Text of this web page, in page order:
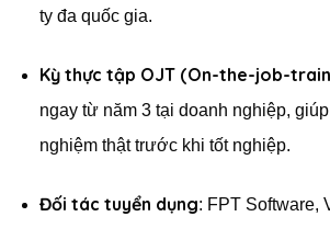
ty đa quốc gia.
Kỳ thực tập OJT (On-the-job-
ngay từ năm 3 tại doanh nghiệp,
nghiệm thật trước khi tốt nghiệp.
Đối tác tuyển dụng: FPT Software,